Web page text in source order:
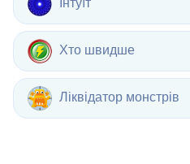
Інтуїт
Хто швидше
Ліквідатор монстрів